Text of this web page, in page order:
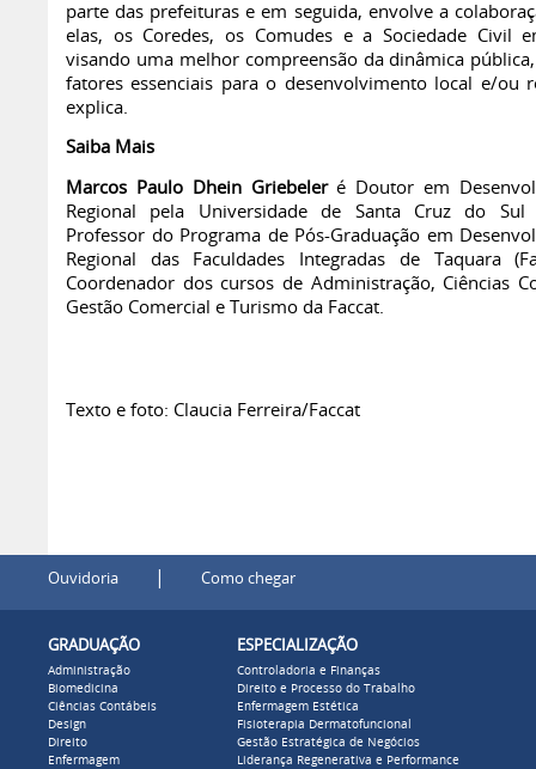
parte das prefeituras e em seguida, envolve a
elas, os Coredes, os Comudes e a Sociedade Civil
visando uma melhor compreensão da dinâmica
fatores essenciais para o desenvolvimento local e/ou
explica.
Saiba Mais
Marcos Paulo Dhein Griebeleré Doutor em
Regional pela Universidade de Santa Cruz do Sul
Professor do Programa de Pós-Graduação em
Regional das Faculdades Integradas de Taquara
Coordenador dos cursos de Administração, Ciências
Gestão Comercial e Turismo da Faccat.
Texto e foto: Claucia Ferreira/Faccat
Ouvidoria | Como chegar
GRADUAÇÃO
Administração
Biomedicina
Ciências Contábeis
Design
Direito
Enfermagem
ESPECIALIZAÇÃO
Controladoria e Finanças
Direito e Processo do Trabalho
Enfermagem Estética
Fisioterapia Dermatofuncional
Gestão Estratégica de Negócios
Liderança Regenerativa e Performance